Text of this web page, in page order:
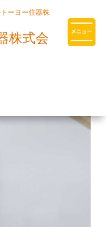
ーヨー住器株
株式会